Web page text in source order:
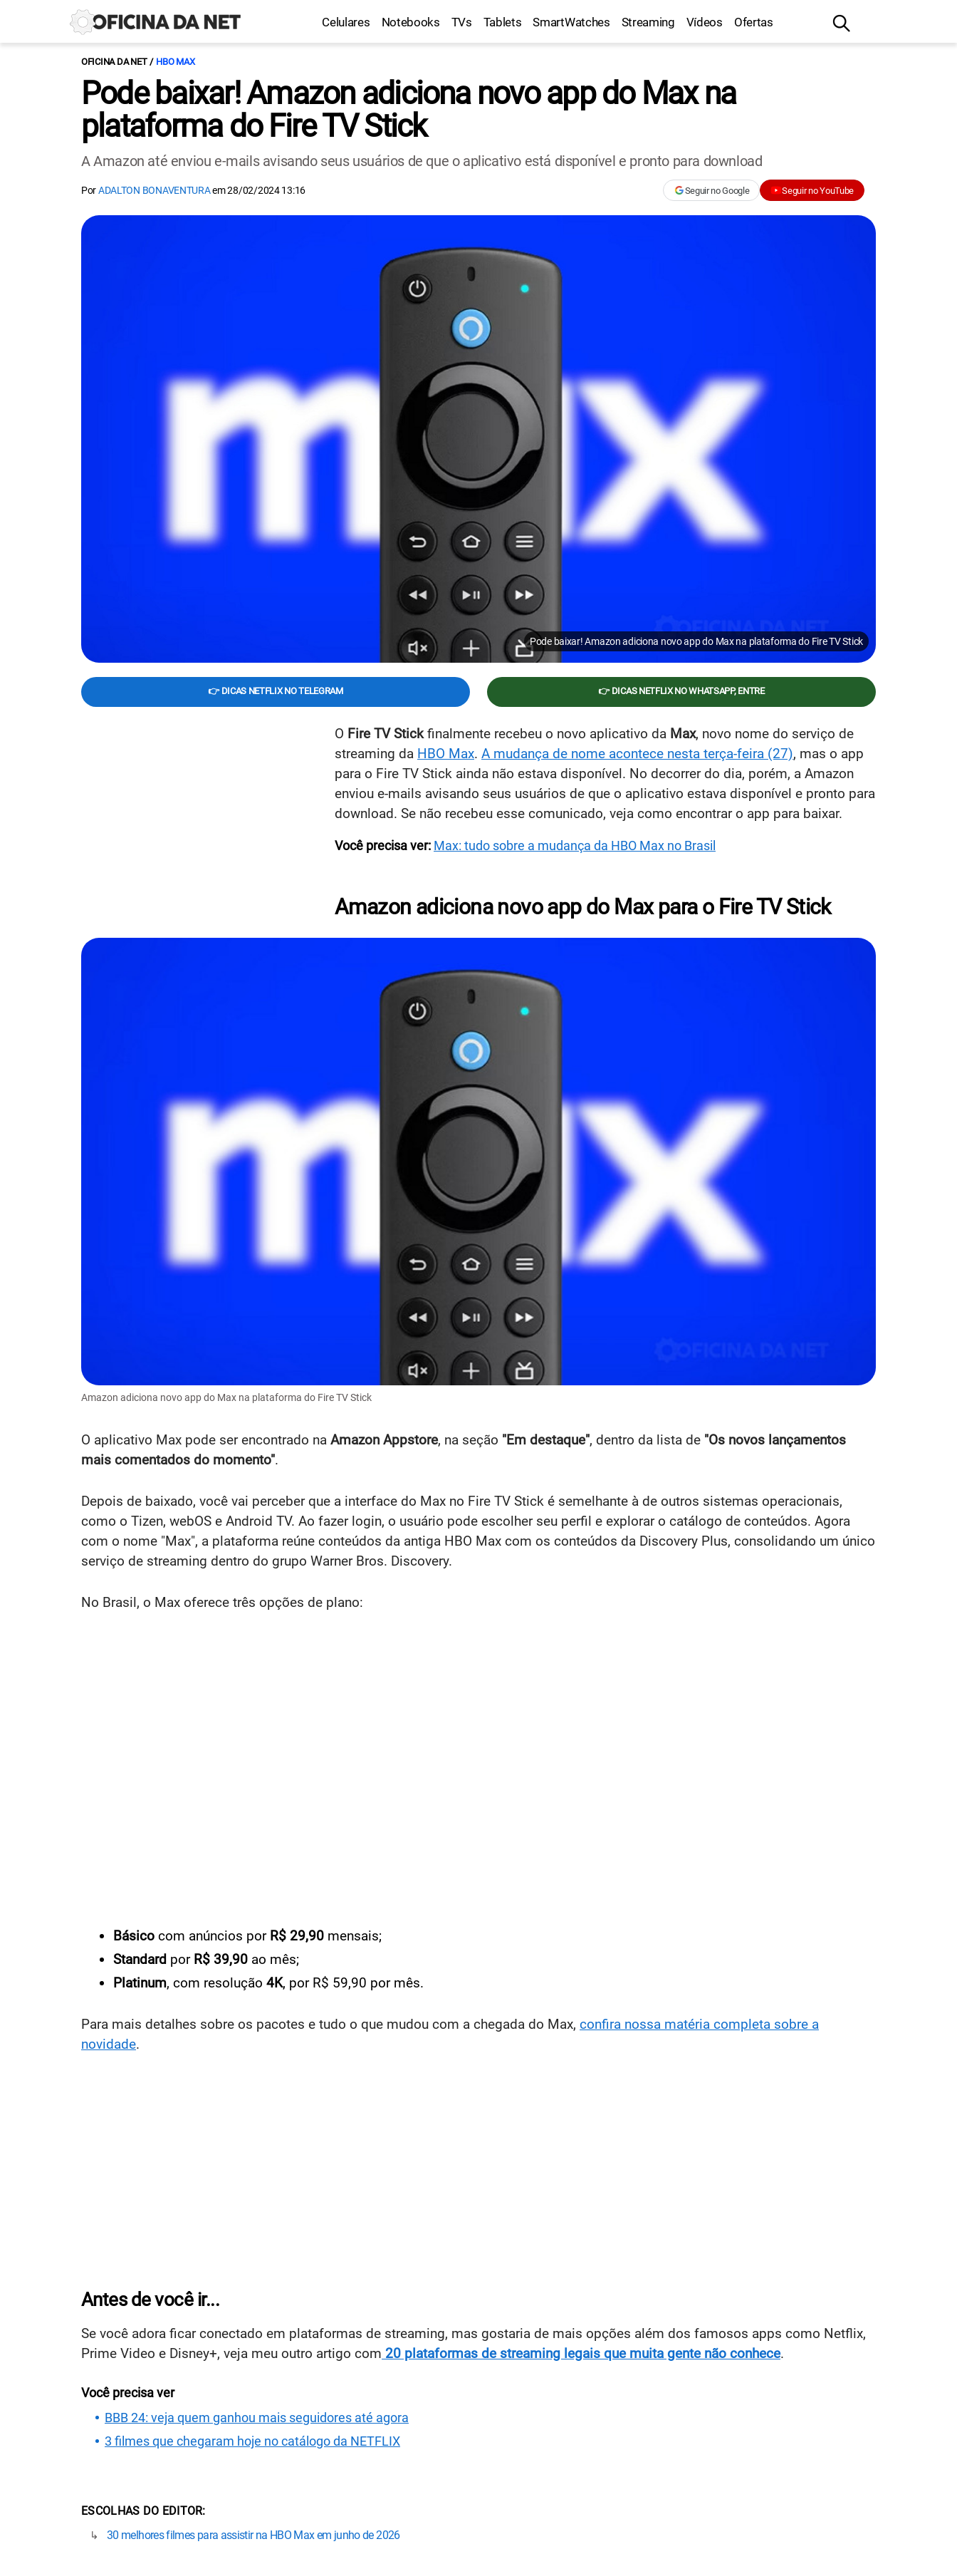
Celulares Notebooks TVs Tablets SmartWatches Streaming Vídeos Ofertas
OFICINA DA NET HBO MAX
Pode baixar! Amazon adiciona novo app do Max na
plataforma do Fire TV Stick
A Amazon até enviou e-mails avisando seus usuários de que o aplicativo está disponível e pronto para download
PorADALTON BONAVENTURAem28/02/2024 13:16 Seguir no Google Seguir no YouTube
Pode baixar! Amazon adiciona novo app do Max na plataforma do Fire TV Stick
👉 DICAS NETFLIX NO TELEGRAM 👉 DICAS NETFLIX NO WHATSAPP, ENTRE
O Fire TV Stickfinalmente recebeu o novo aplicativo da Max, novo nome do serviço de
streaming da HBO Max. A mudança de nome acontece nesta terça-feira (27), mas o app
para o Fire TV Stick ainda não estava disponível. No decorrer do dia, porém, a Amazon
enviou e-mails avisando seus usuários de que o aplicativo estava disponível e pronto para
download. Se não recebeu esse comunicado, veja como encontrar o app para baixar.
Você precisa ver: Max: tudo sobre a mudança da HBO Max no Brasil
Amazon adiciona novo app do Max para o Fire TV Stick
Amazon adiciona novo app do Max na plataforma do Fire TV Stick
O aplicativo Max pode ser encontrado na Amazon Appstore, na seção "Em destaque", dentro da lista de "Os novos lançamentos
mais comentados do momento".
Depois de baixado, você vai perceber que a interface do Max no Fire TV Stick é semelhante à de outros sistemas operacionais,
como o Tizen, webOS e Android TV. Ao fazer login, o usuário pode escolher seu perfil e explorar o catálogo de conteúdos. Agora
com o nome "Max", a plataforma reúne conteúdos da antiga HBO Max com os conteúdos da Discovery Plus, consolidando um único
serviço de streaming dentro do grupo Warner Bros. Discovery.
No Brasil, o Max oferece três opções de plano:
Básico com anúncios porR$ 29,90 mensais;
Standard por R$ 39,90 ao mês;
Platinum, com resolução 4K, por R$ 59,90 por mês.
Para mais detalhes sobre os pacotes e tudo o que mudou com a chegada do Max, confira nossa matéria completa sobre a
novidade.
Antes de você ir...
Se você adora ficar conectado em plataformas de streaming, mas gostaria de mais opções além dos famosos apps como Netflix,
Prime Video e Disney+, veja meu outro artigo com 20 plataformas de streaming legais que muita gente não conhece.
Você precisa ver
BBB 24: veja quem ganhou mais seguidores até agora
3 filmes que chegaram hoje no catálogo da NETFLIX
ESCOLHAS DO EDITOR
30 melhores filmes para assistir na HBO Max em junho de 2026